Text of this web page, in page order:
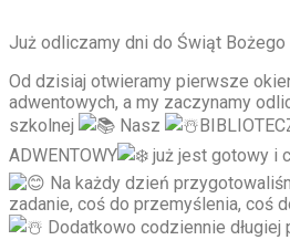
Już odliczamy dni do Świąt Bożego
Od dzisiaj otwieramy pierwsze
adwentowych, a my zaczynamy
szkolnej
Nasz
ADWENTOWY
już jest gotowy i
Na każdy dzień
zadanie, coś do przemyślenia, coś
Dodatkowo codziennie